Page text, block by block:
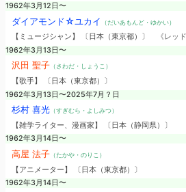
1962年3月12日〜
ダイアモンド☆ユカイ （だいあもんど・ゆかい）
【ミュージシャン】 〔日本（東京都）〕
《レッ
1962年3月13日〜
沢田 聖子（さわだ・しょうこ）
【歌手】 〔日本（東京都）〕
1962年3月13日〜2025年7月？日
杉村 喜光（すぎむら・よしみつ）
【雑学ライター、漫画家】 〔日本（静岡県）〕
1962年3月14日〜
高屋 法子（たかや・のりこ）
【アニメーター】 〔日本（東京都）〕
1962年3月14日〜